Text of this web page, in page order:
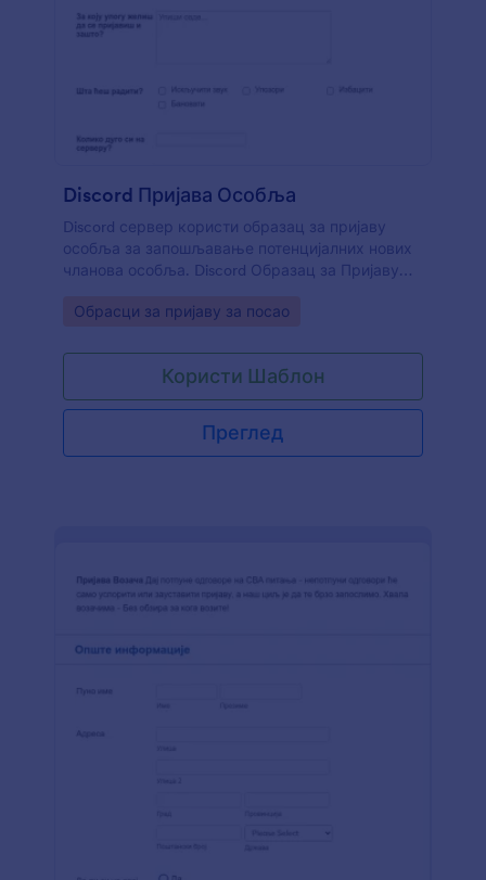
Discord Пријава Особља
Discord сервер користи образац за пријаву
особља за запошљавање потенцијалних нових
чланова особља. Discord Образац за Пријаву
Discord сервер или као начин да се процени
користити као начин за праћење кандидата и
добијање информација о потенцијалном
особљу. Користи наш бесплатни образац за
пријаву особља да направиш ужи избор
запослених! Само направи образац и угради га
информације које добијеш можеш чувати на
жељени начин.
Go to Category:
Обрасци за пријаву за посао
Користи Шаблон
Преглед